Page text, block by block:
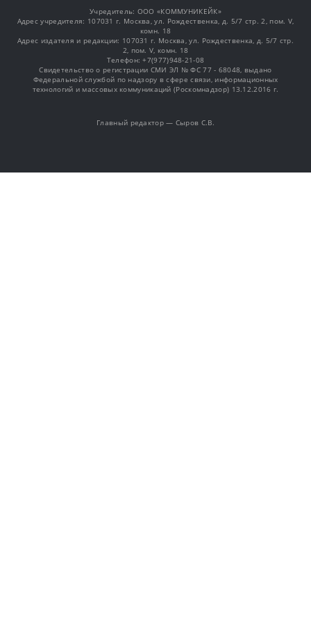
Учредитель: OOO «КОММУНИКЕЙК»
Адрес учредителя: 107031 г. Москва, ул. Рождественка, д. 5/7 стр. 2, пом. V,
комн. 18
Адрес издателя и редакции: 107031 г. Москва, ул. Рождественка, д. 5/7 стр.
2, пом. V, комн. 18
Телефон: +7(977)948-21-08
Свидетельство о регистрации СМИ ЭЛ № ФС 77 - 68048, выдано
Федеральной службой по надзору в сфере связи, информационных
технологий и массовых коммуникаций (Роскомнадзор) 13.12.2016 г.
Главный редактор — Сыров С.В.